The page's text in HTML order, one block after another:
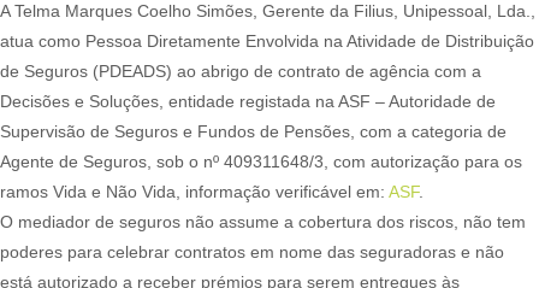
A Telma Marques Coelho Simões, Gerente da Filius, Unipessoal, Lda.,
atua como Pessoa Diretamente Envolvida na Atividade de Distribuição
de Seguros (PDEADS) ao abrigo de contrato de agência com a
Decisões e Soluções, entidade registada na ASF – Autoridade de
Supervisão de Seguros e Fundos de Pensões, com a categoria de
Agente de Seguros, sob o nº 409311648/3, com autorização para os
ramos Vida e Não Vida, informação verificável em: ASF.
O mediador de seguros não assume a cobertura dos riscos, não tem
poderes para celebrar contratos em nome das seguradoras e não
está autorizado a receber prémios para serem entregues às